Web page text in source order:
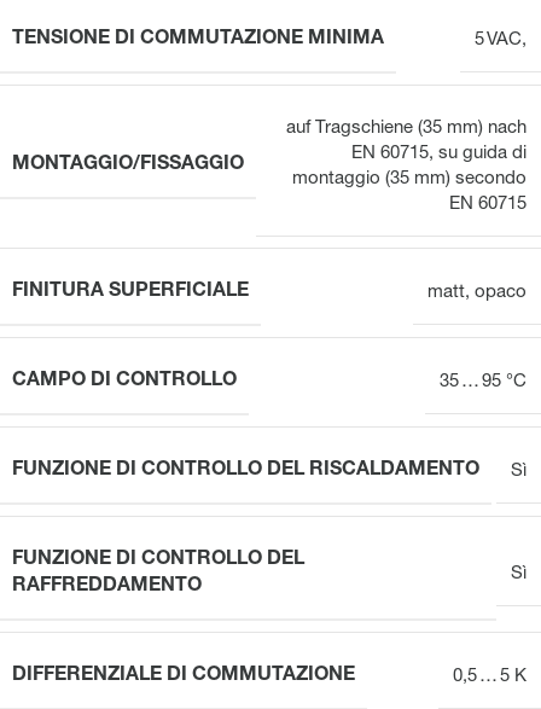
TENSIONE DI COMMUTAZIONE MINIMA 5 VAC,
MONTAGGIO/FISSAGGIO
auf Tragschiene (35 mm) nach
EN 60715, su guida di
montaggio (35 mm) secondo
EN 60715
FINITURA SUPERFICIALE matt, opaco
CAMPO DI CONTROLLO 35 … 95 °C
FUNZIONE DI CONTROLLO DEL RISCALDAMENTO Sì
FUNZIONE DI CONTROLLO DEL
RAFFREDDAMENTO
Sì
DIFFERENZIALE DI COMMUTAZIONE 0,5 … 5 K